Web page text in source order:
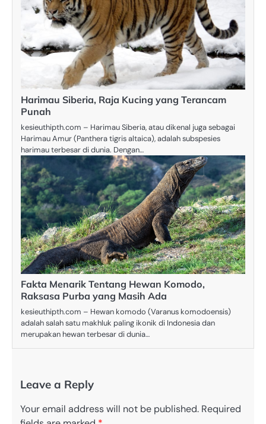
Harimau Siberia, Raja Kucing yang Terancam
Punah
kesieuthipth.com – Harimau Siberia, atau dikenal juga sebagai
Harimau Amur (Panthera tigris altaica), adalah subspesies
harimau terbesar di dunia. Dengan…
Fakta Menarik Tentang Hewan Komodo,
Raksasa Purba yang Masih Ada
kesieuthipth.com – Hewan komodo (Varanus komodoensis)
adalah salah satu makhluk paling ikonik di Indonesia dan
merupakan hewan terbesar di dunia…
Leave a Reply
Your email address will not be published. Required